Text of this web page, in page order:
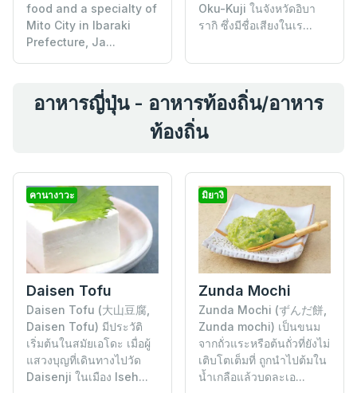
food and a specialty of
Mito City in Ibaraki
Prefecture, Ja...
Oku-Kuji ในจังหวัดอิบา
รากิ ซึ่งมีชื่อเสียงในเร...
อาหารญี่ปุ่น - อาหารท้องถิ่น/อาหาร
ท้องถิ่น
คานางาวะ
Daisen Tofu
Daisen Tofu (大山豆腐,
Daisen Tofu) มีประวัติ
เริ่มต้นในสมัยเอโดะ เมื่อผู้
แสวงบุญที่เดินทางไปวัด
Daisenji ในเมือง Iseh...
มิยางิ
Zunda Mochi
Zunda Mochi (ずんだ餅,
Zunda mochi) เป็นขนม
จากถั่วแระหรือต้นถั่วที่ยังไม่
เติบโตเต็มที่ ถูกนำไปต้มใน
น้ำเกลือแล้วบดละเอ...